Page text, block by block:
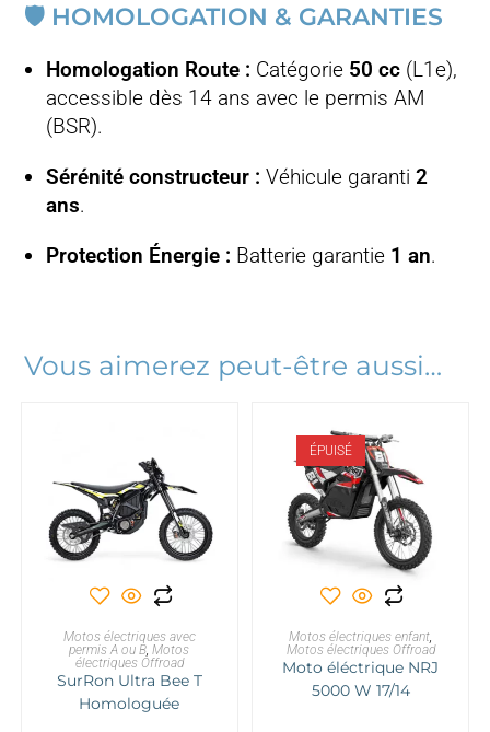
🛡️ HOMOLOGATION & GARANTIES
Homologation Route : Catégorie 50 cc (L1e),
accessible dès 14 ans avec le permis AM
(BSR).
Sérénité constructeur : Véhicule garanti2
ans.
Protection Énergie : Batterie garantie 1 an.
Vous aimerez peut-être aussi…
AJOUTER AU PANIER
Motos électriques avec
permis A ou B,Motos
électriques Offroad
SurRon Ultra Bee T
Homologuée
ÉPUISÉ
CHOIX DES OPTIONSplusieurs
variations.
Les
peuvent
Motos électriques enfant,
Motos électriques Offroad
Moto éléctrique NRJ
5000 W 17/14